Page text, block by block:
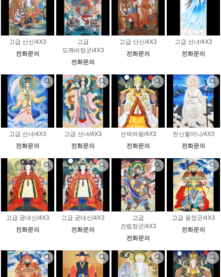
고급 산신/4X3
전화문의
고급
도깨비장군/4X3
전화문의
고급 산신/4X3
전화문의
고급 선녀/4X3
전화문의
고급 선녀/4X3
전화문의
고급 선녀/4X3
전화문의
선덕여왕/4X3
전화문의
천신할머니/4X3
전화문의
고급 궁대신/4X3
전화문의
고급 궁대신/4X3
전화문의
고급
건립장군/4X3
전화문의
고급 용장군/4X3
전화문의